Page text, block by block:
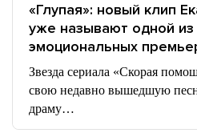
«Глупая»: новый клип
уже называют одной
эмоциональных
Звезда сериала «Скорая
свою недавно вышедшую
драму…